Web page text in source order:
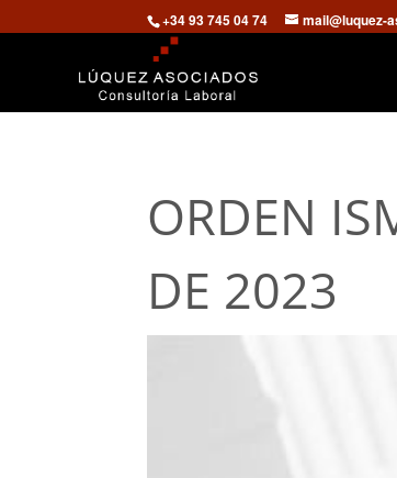
+34 93 745 04 74 mail@luquez-
ORDEN
DE 2023